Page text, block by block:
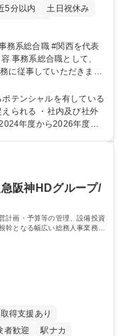
5分以内
土日祝休み
に従事していただきま
■海外に関係する各種業
性及び将来のキャリアを
】OJTでの現場育成や研
テンシャルを有している
られる ・社内及び社外
候変動による自然災害の
性が高まっています。
実現に貢献してまいりま
：
阪神HDグループ/
計画・予算等の管理、設備投資
となる幅広い総務人事業務全
得支援あり
者歓迎
駅ナカ